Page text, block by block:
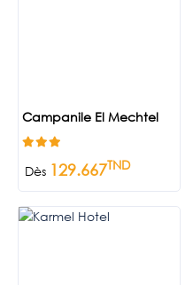
Campanile El Mechtel
Dès 129.667TND